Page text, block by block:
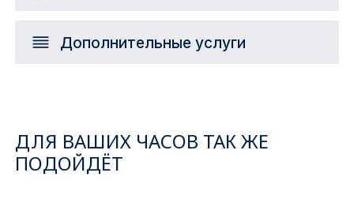
Дополнительные услуги
ДЛЯ ВАШИХ ЧАСОВ ТАК ЖЕ
ПОДОЙДЁТ